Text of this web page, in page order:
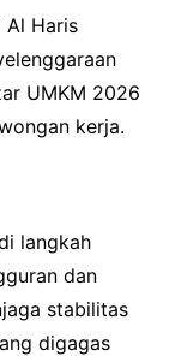
Al Haris
UMKM 2026
kerja.
langkah
dan
stabilitas
digagas